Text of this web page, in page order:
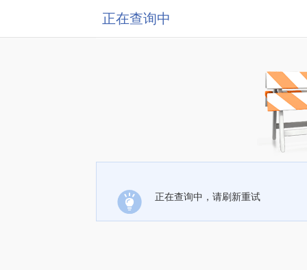
正在查询中
正在查询中，请刷新重试